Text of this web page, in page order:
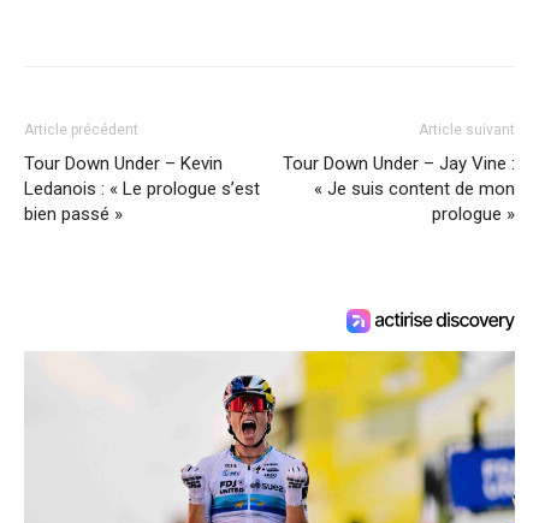
Article précédent
Tour Down Under – Kevin
Ledanois : « Le prologue s’est
bien passé »
Article suivant
Tour Down Under – Jay Vine :
« Je suis content de mon
prologue »